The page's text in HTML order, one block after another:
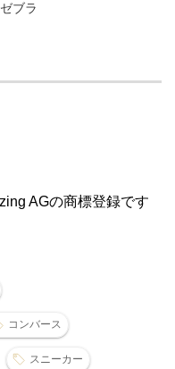
ブラ
AGの商標登録です
コンバース
スニーカー